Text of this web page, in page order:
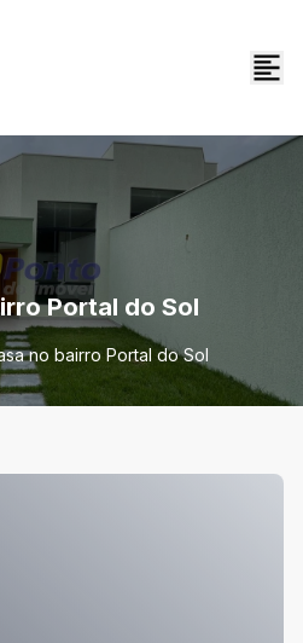
Portal do Sol
no bairro Portal do Sol